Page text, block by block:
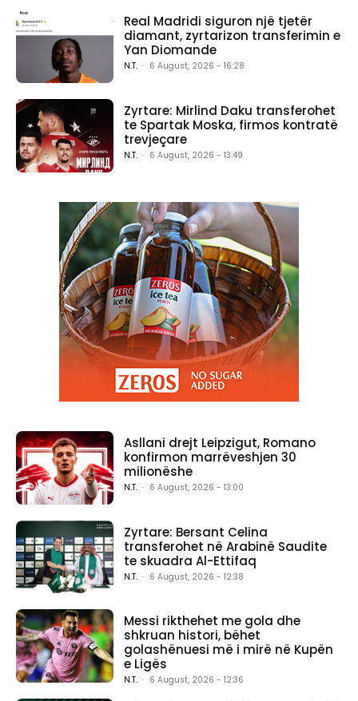
Real Madridi siguron një tjetër
diamant, zyrtarizon transferimin e
Yan Diomande
N.T. - 6 August, 2026 - 16:28
Zyrtare: Mirlind Daku transferohet
te Spartak Moska, firmos kontratë
trevjeçare
N.T. - 6 August, 2026 - 13:49
Asllani drejt Leipzigut, Romano
konfirmon marrëveshjen 30
milionëshe
N.T. - 6 August, 2026 - 13:00
Zyrtare: Bersant Celina
transferohet në Arabinë Saudite
te skuadra Al-Ettifaq
N.T. - 6 August, 2026 - 12:38
Messi rikthehet me gola dhe
shkruan histori, bëhet
golashënuesi më i mirë në Kupën
e Ligës
N.T. - 6 August, 2026 - 12:36